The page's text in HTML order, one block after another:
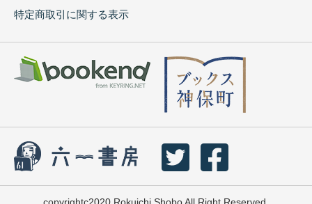
特定商取引に関する表示